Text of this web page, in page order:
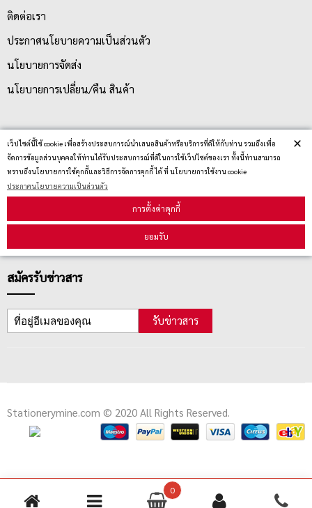
0
เว็ปไซต์นี้ใช้ cookie เพื่อสร้างประสบการณ์นำเสนอสินค้าหรือบริการที่ดีให้กับท่าน รวมถึงเพื่อ
จัดการข้อมูลส่วนบุคคลให้ท่านได้รับประสบการณ์ที่ดีในการใช้เว็ปไซต์ของเรา ทั้งนี้ท่านสามารถ
ทราบถึงนโยบายการใช้คุกกี้และวิธีการจัดการคุกกี้ ได้ ที่ นโยบายการใช้งาน cookie
ประกาศนโยบายความเป็นส่วนตัว
การตั้งค่าคุกกี้
ยอมรับ
×
ติดต่อเรา
ประกาศนโยบายความเป็นส่วนตัว
นโยบายการจัดส่ง
นโยบายการเปลี่ยน/คืน สินค้า
บริการลูกค้า
ตรวจสอบสถานะสินค้า
สมัครรับข่าวสาร
รับข่าวสาร
Stationerymine.com © 2020 All Rights Reserved.